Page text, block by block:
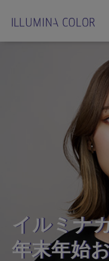
イルミナ
年末年始